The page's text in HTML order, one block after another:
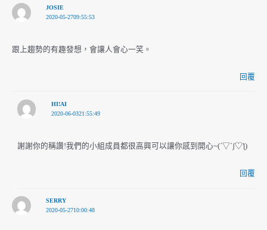
JOSIE
2020-05-2709:55:53
跟上趨勢的有趣發想，會讓人會心一笑。
回覆
HI!AI
2020-06-0321:55:49
謝謝你的稱讚!我們的小組成員都很高興可以讓你感到開心~(´▽`ʃ♡ƪ)
回覆
SERRY
2020-05-2710:00:48